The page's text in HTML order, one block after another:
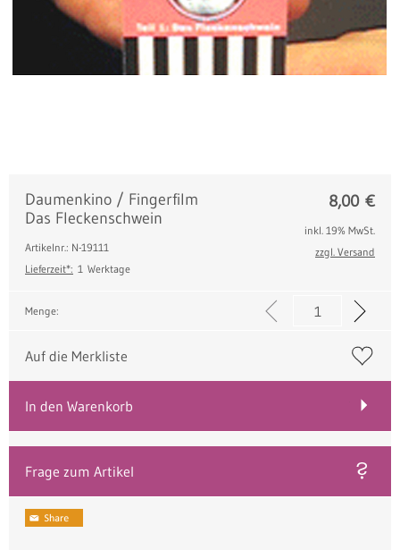
8,00€
Daumenkino / Fingerfilm
Das Fleckenschwein
Artikelnr.: N-19111
Lieferzeit*: 1 Werktage
inkl. 19% MwSt.
zzgl. Versand
Menge:
Auf die Merkliste
In den Warenkorb
Frage zum Artikel